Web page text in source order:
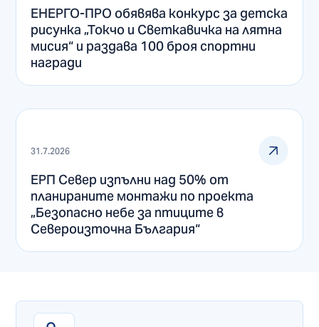
ЕНЕРГО-ПРО обявява конкурс за детска
рисунка „Токчо и Светкавичка на лятна
мисия“ и раздава 100 броя спортни
награди
31.7.2026
ЕРП Север изпълни над 50% от
планираните монтажи по проекта
„Безопасно небе за птиците в
Североизточна България“